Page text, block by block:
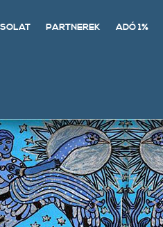
PARTNEREK ADÓ 1%